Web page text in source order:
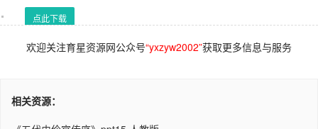
点此下载
欢迎关注育星资源网公众号“yxzyw2002”获取更多信息与服务
相关资源：